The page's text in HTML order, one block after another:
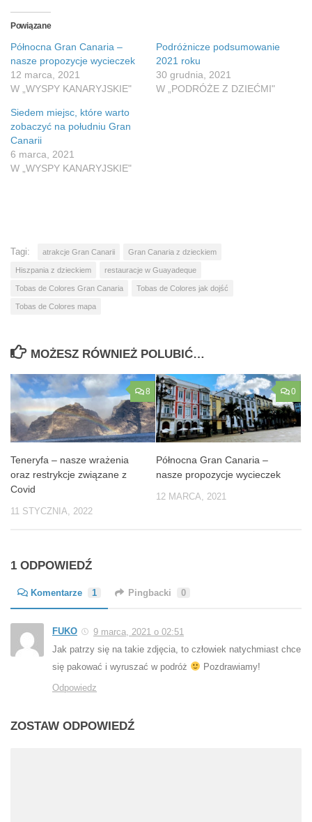
Powiązane
Północna Gran Canaria –
nasze propozycje wycieczek
12 marca, 2021
W „WYSPY KANARYJSKIE"
Podróżnicze podsumowanie
2021 roku
30 grudnia, 2021
W „PODRÓŻE Z DZIEĆMI"
Siedem miejsc, które warto
zobaczyć na południu Gran
Canarii
6 marca, 2021
W „WYSPY KANARYJSKIE"
Tagi: atrakcje Gran Canarii Gran Canaria z dzieckiem
Hiszpania z dzieckiem restauracje w Guayadeque
Tobas de Colores Gran Canaria Tobas de Colores jak dojść
Tobas de Colores mapa
MOŻESZ RÓWNIEŻ POLUBIĆ…
8
Teneryfa – nasze wrażenia
oraz restrykcje związane z
Covid
11 STYCZNIA, 2022
0
Północna Gran Canaria –
nasze propozycje wycieczek
12 MARCA, 2021
1 ODPOWIEDŹ
Komentarze 1 Pingbacki 0
FUKO
9 marca, 2021 o 02:51
Jak patrzy się na takie zdjęcia, to człowiek natychmiast chce
się pakować i wyruszać w podróż
Pozdrawiamy!
Odpowiedz
ZOSTAW ODPOWIEDŹ